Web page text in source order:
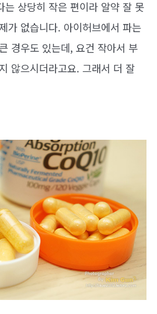
는 상당히 작은 편이라 알약 잘 못
가 없습니다. 아이허브에서 파는
경우도 있는데, 요건 작아서 부
않으시더라고요. 그래서 더 잘